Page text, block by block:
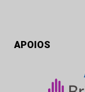
APOIOS